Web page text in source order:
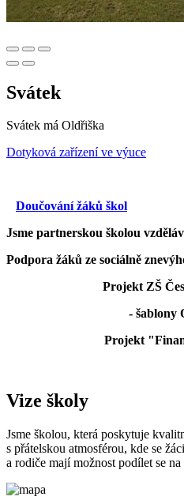
Svátek
Svátek má Oldřiška
Dotyková zařízení ve výuce
Doučování žáků škol
Jsme partnerskou školou
Podpora žáků ze sociálně
Projekt ZŠ
- šablony
Projekt
Vize školy
Jsme školou, která poskytuje
s přátelskou atmosférou, kde se
a rodiče mají možnost podílet se